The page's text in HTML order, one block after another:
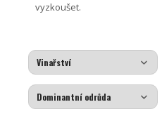
vyzkoušet.